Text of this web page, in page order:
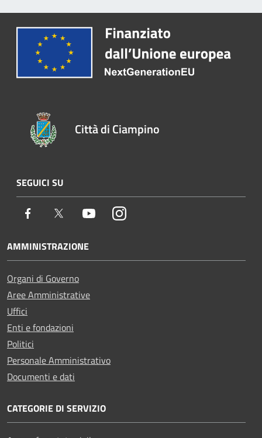
Città di Ciampino
SEGUICI SU
Facebook Twitter YoutubeInstagram
AMMINISTRAZIONE
Organi di Governo
Aree Amministrative
Uffici
Enti e fondazioni
Politici
Personale Amministrativo
Documenti e dati
CATEGORIE DI SERVIZIO